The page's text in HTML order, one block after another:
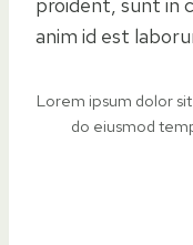
anim id est
Lorem ipsum dolor
do eiusmod